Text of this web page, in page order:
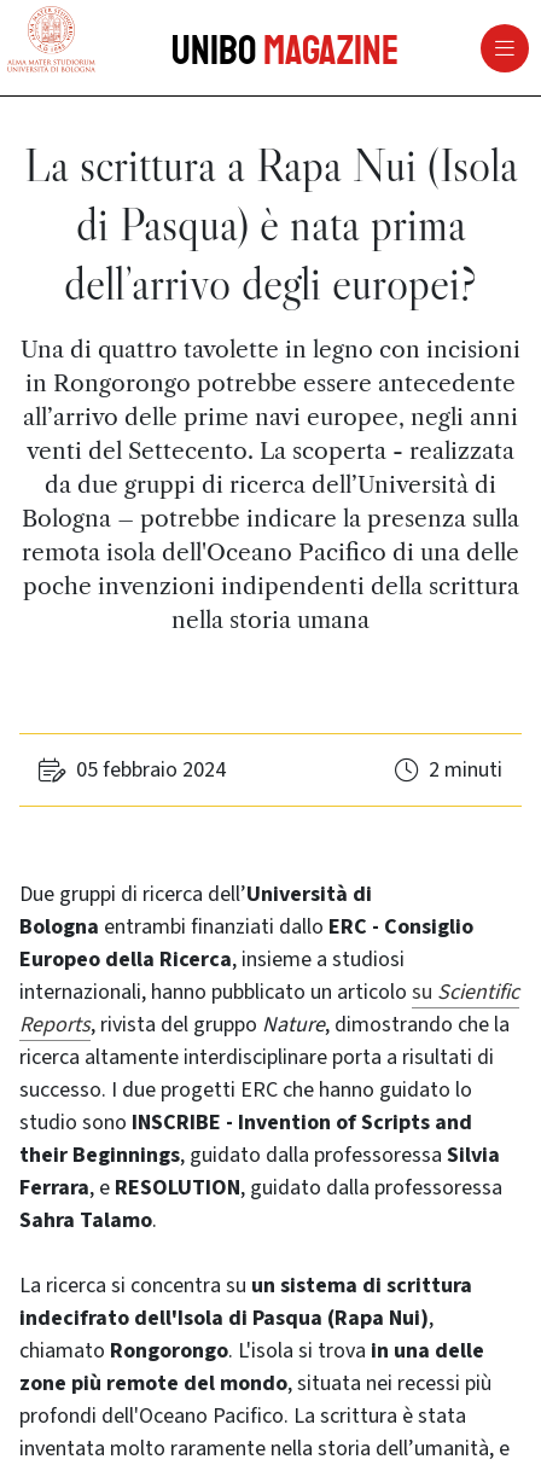
vai al contenuto della pagina
UniboMagazine
La scrittura a Rapa Nui (Isola
di Pasqua) è nata prima
dell’arrivo degli europei?
Una di quattro tavolette in legno con incisioni
in Rongorongo potrebbe essere antecedente
all’arrivo delle prime navi europee, negli anni
venti del Settecento. La scoperta - realizzata
da due gruppi di ricerca dell’Università di
Bologna – potrebbe indicare la presenza sulla
remota isola dell'Oceano Pacifico di una delle
poche invenzioni indipendenti della scrittura
nella storia umana
05 febbraio 2024 2 minuti
Due gruppi di ricerca dell’Università di
Bologna entrambi finanziati dallo ERC - Consiglio
Europeo della Ricerca, insieme a studiosi
internazionali, hanno pubblicato un articolo su Scientific
Reports, rivista del gruppo Nature, dimostrando che la
ricerca altamente interdisciplinare porta a risultati di
successo. I due progetti ERC che hanno guidato lo
studio sono INSCRIBE - Invention of Scripts and
their Beginnings, guidato dalla professoressa Silvia
Ferrara, e RESOLUTION, guidato dalla professoressa
Sahra Talamo.
La ricerca si concentra su un sistema di scrittura
indecifrato dell'Isola di Pasqua (Rapa Nui),
chiamato Rongorongo. L'isola si trova in una delle
zone più remote del mondo, situata nei recessi più
profondi dell'Oceano Pacifico. La scrittura è stata
inventata molto raramente nella storia dell’umanità, e